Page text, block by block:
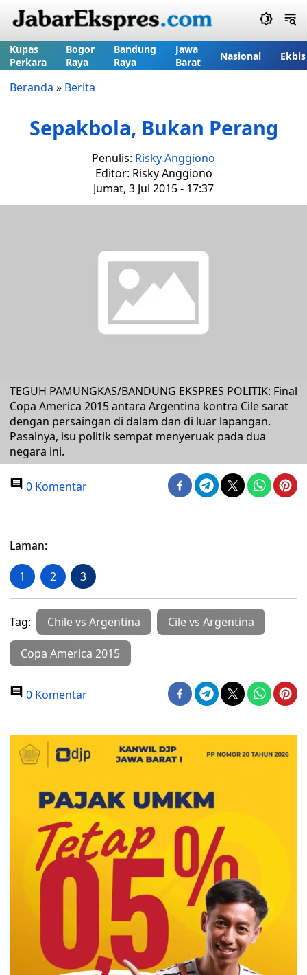
Kupas
Perkara
Bogor
Raya
Bandung
Raya
Jawa
Barat
Nasional Ekbis
Beranda » Berita
Sepakbola, Bukan Perang
Penulis: Risky Anggiono
Editor: Risky Anggiono
Jumat, 3 Jul 2015 - 17:37
TEGUH PAMUNGKAS/BANDUNG EKSPRES POLITIK: Final
Copa America 2015 antara Argentina kontra Cile sarat
dengan persaingan di dalam dan di luar lapangan.
Pasalnya, isu politik sempat menyeruak pada dua
negara ini.
0 Komentar
Laman:
1 2 3
Tag: Chile vs Argentina Cile vs Argentina
Copa America 2015
0 Komentar